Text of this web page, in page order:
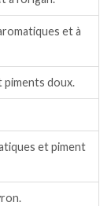
et à
piments doux.
et piment